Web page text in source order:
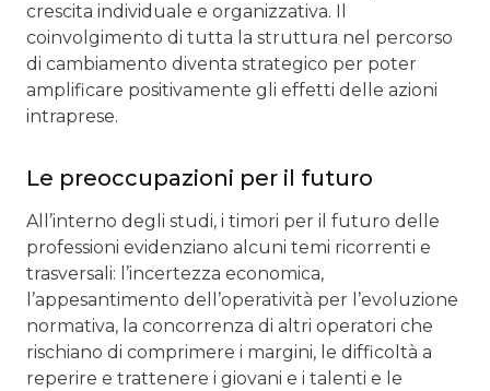
crescita individuale e organizzativa. Il
coinvolgimento di tutta la struttura nel percorso
di cambiamento diventa strategico per poter
amplificare positivamente gli effetti delle azioni
intraprese.
Le preoccupazioni per il futuro
All’interno degli studi, i timori per il futuro delle
professioni evidenziano alcuni temi ricorrenti e
trasversali: l’incertezza economica,
l’appesantimento dell’operatività per l’evoluzione
normativa, la concorrenza di altri operatori che
rischiano di comprimere i margini, le difficoltà a
reperire e trattenere i giovani e i talenti e le